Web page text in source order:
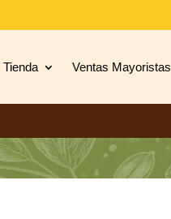
Tienda Ventas Mayoristas